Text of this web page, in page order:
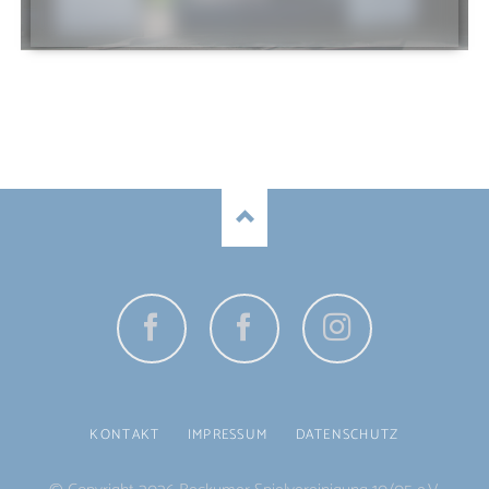
NAVIGATION
KONTAKT IMPRESSUM DATENSCHUTZ